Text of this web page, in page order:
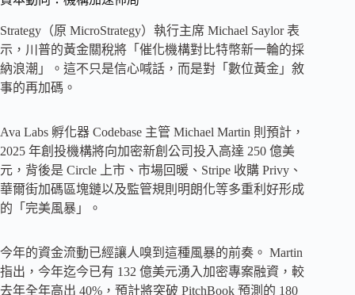
Strategy（原 MicroStrategy）執行主席 Michael Saylor 表
示，川普的黃金關稅將「催化機構對比特幣新一輪的採
納浪潮」。這不只是信心喊話，而是對「數位黃金」敘
事的再加碼。
Ava Labs 孵化器 Codebase 主管 Michael Martin 則預計，
2025 年創投機構將向加密新創公司投入高達 250 億美
元，背後是 Circle 上市、市場回暖、Stripe 收購 Privy、
華爾街加碼區塊鏈以及監管規則明朗化等多重利好形成
的「完美風暴」。
今年的資金流動已經讓人嗅到這種風暴的前奏。 Martin
指出，今年迄今已有 132 億美元湧入加密專案融資，較
去年全年高出 40%，預計將突破 PitchBook 預測的 180